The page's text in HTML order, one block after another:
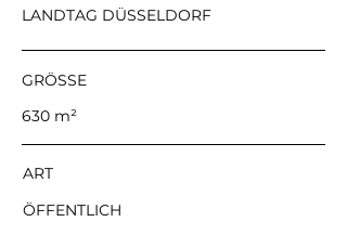
LANDTAG DÜSSELDORF
GRÖSSE
630 m²
ART
ÖFFENTLICH